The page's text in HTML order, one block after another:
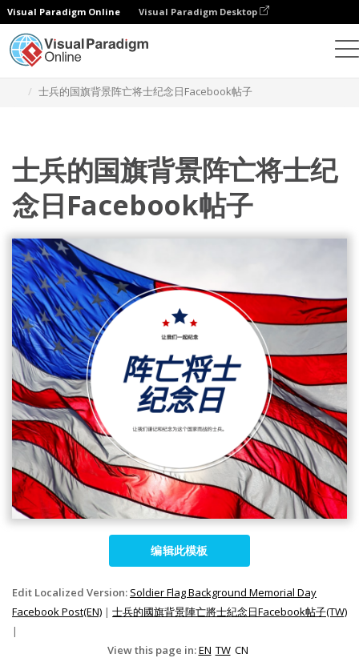
Visual Paradigm Online Visual Paradigm Desktop
士兵的国旗背景阵亡将士纪念日Facebook帖子
士兵的国旗背景阵亡将士纪
念日Facebook帖子
编辑此模板
Edit Localized Version: Soldier Flag Background Memorial Day
Facebook Post(EN) | 士兵的國旗背景陣亡將士紀念日Facebook帖子(TW)
|
View this page in:EN TW CN